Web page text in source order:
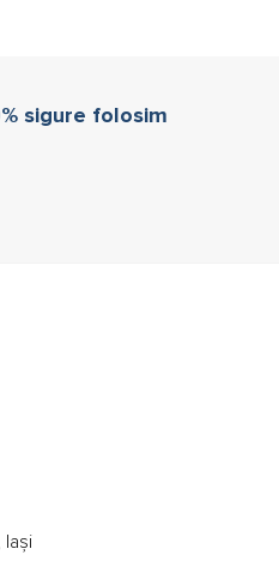
sigure folosim
Iași